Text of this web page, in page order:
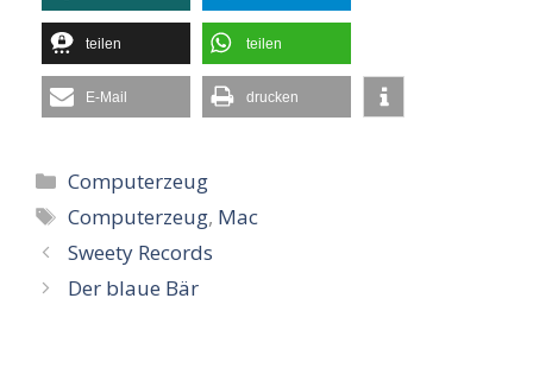
teilen teilen
E-Mail drucken
Kategorien
Computerzeug
Schlagwörter
Computerzeug, Mac
Sweety Records
Der blaue Bär